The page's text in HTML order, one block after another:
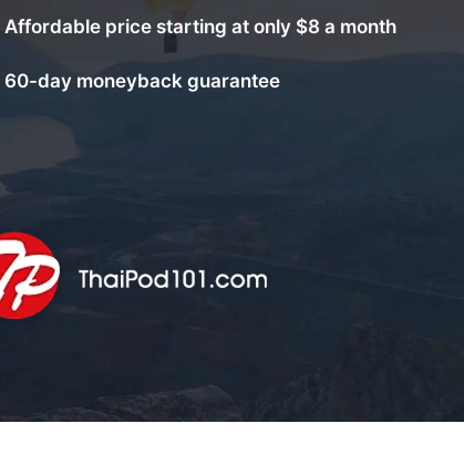
Affordable price starting at only $8 a month
60-day moneyback guarantee